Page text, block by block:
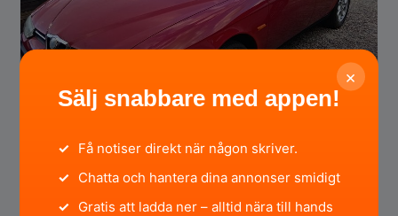
12 000 SEK
Alfa Romeo ALFA ROMEO 156 SELESPEED
Södermanlands län för 11 timmar sedan
×
Sälj snabbare med appen!
✓ Få notiser direkt när någon skriver.
✓ Chatta och hantera dina annonser smidigt
✓ Gratis att ladda ner – alltid nära till hands